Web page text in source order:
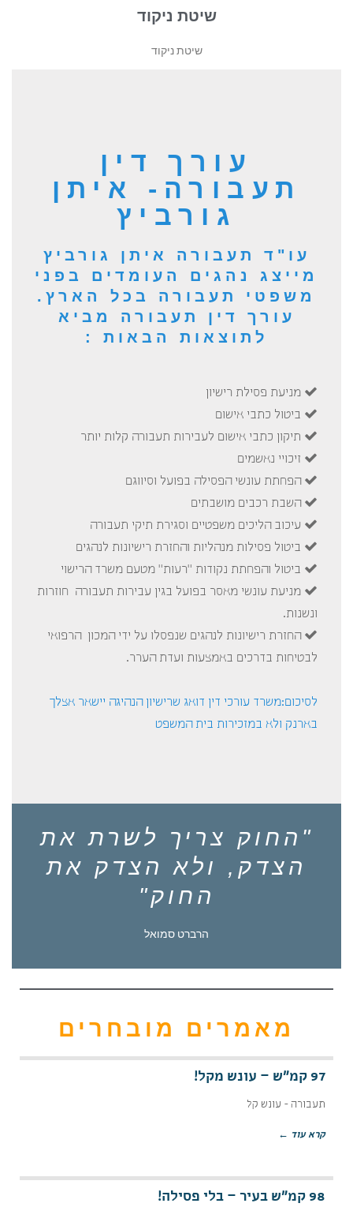
שיטת ניקוד
שיטת ניקוד
עורך דין
תעבורה- איתן
גורביץ
עו"ד תעבורה איתן גורביץ
מייצג נהגים העומדים בפני
משפטי תעבורה בכל הארץ.
עורך דין תעבורה מביא
לתוצאות הבאות :
מניעת פסילת רישיון
ביטול כתבי אישום
תיקון כתבי אישום לעבירות תעבורה קלות יותר
זיכויי נאשמים
הפחתת עונשי הפסילה בפועל וסיווגם
השבת רכבים מושבתים
עיכוב הליכים משפטיים וסגירת תיקי תעבורה
ביטול פסילות מנהליות והחזרת רישיונות לנהגים
ביטול והפחתת נקודות "רעות" מטעם משרד הרישוי
מניעת עונשי מאסר בפועל בגין עבירות תעבורה חוזרות
ונשנות.
החזרת רישיונות לנהגים שנפסלו על ידי המכון הרפואי
לבטיחות בדרכים באמצעות ועדת הערר.
לסיכום:משרד עורכי דין דואג שרישיון הנהיגה יישאר אצלך
בארנק ולא במזכירות בית המשפט
"החוק צריך לשרת את
הצדק, ולא הצדק את
החוק"
הרברט סמואל
מאמרים מובחרים
97 קמ"ש – עונש מקל!
תעבורה - עונש קל
קרא עוד ←
98 קמ"ש בעיר – בלי פסילה!